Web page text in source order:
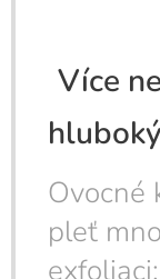
Více
Ovocné
pleť
exfoliaci: